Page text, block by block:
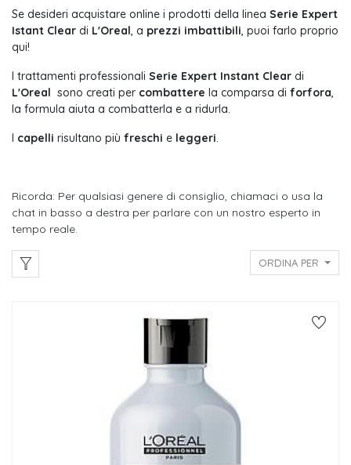
Se desideri acquistare online i prodotti della linea Serie Expert
Istant Clear di L'Oreal, a prezzi imbattibili, puoi farlo proprio
qui!
I trattamenti professionali Serie Expert Instant Clear di
L'Oreal sono creati per combattere la comparsa di forfora,
la formula aiuta a combatterla e a ridurla.
I capelli risultano più freschi e leggeri.
Ricorda: Per qualsiasi genere di consiglio, chiamaci o usa la
chat in basso a destra per parlare con un nostro esperto in
tempo reale.
ORDINA PER